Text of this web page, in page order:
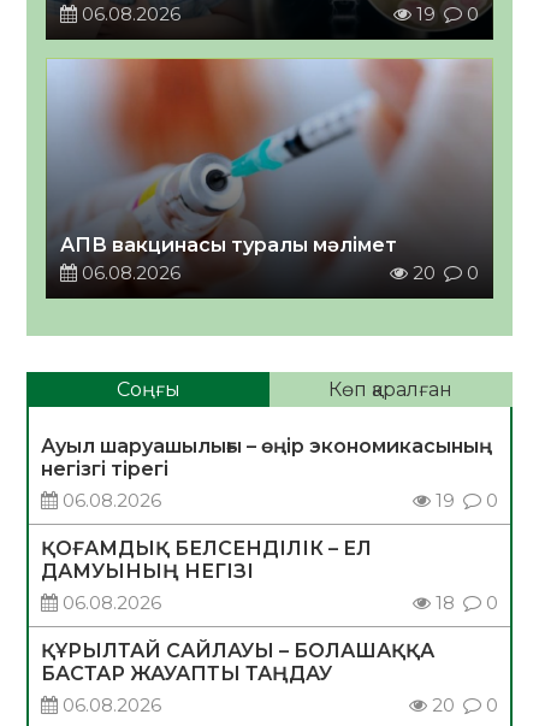
06.08.2026
19 0
АПВ вакцинасы туралы мәлімет
06.08.2026
20 0
Соңғы Көп қаралған
Ауыл шаруашылығы – өңір экономикасының
негізгі тірегі
06.08.2026
19 0
ҚОҒАМДЫҚ БЕЛСЕНДІЛІК – ЕЛ
ДАМУЫНЫҢ НЕГІЗІ
06.08.2026
18 0
ҚҰРЫЛТАЙ САЙЛАУЫ – БОЛАШАҚҚА
БАСТАР ЖАУАПТЫ ТАҢДАУ
06.08.2026
20 0